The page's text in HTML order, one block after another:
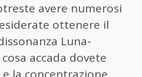
avere numerosi
ottenere il
Luna-
accada dovete